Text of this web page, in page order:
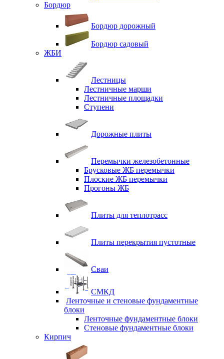
Бордюр
Бордюр дорожный
Бордюр садовый
ЖБИ
Лестницы
Лестничные марши
Лестничные площадки
Ступени
Дорожные плиты
Перемычки железобетонные
Брусковые ЖБ перемычки
Плоские ЖБ перемычки
Прогоны ЖБ
Плиты для теплотрасс
Плиты перекрытия пустотные
Сваи
СМКД
Ленточные и стеновые фундаментные
блоки
Ленточные фундаментные блоки
Стеновые фундаментные блоки
Кирпич